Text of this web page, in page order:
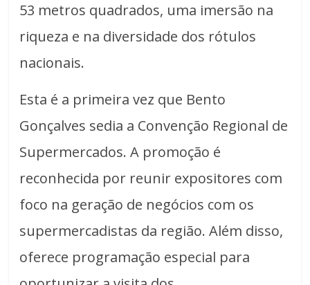
53 metros quadrados, uma imersão na
riqueza e na diversidade dos rótulos
nacionais.
Esta é a primeira vez que Bento
Gonçalves sedia a Convenção Regional de
Supermercados. A promoção é
reconhecida por reunir expositores com
foco na geração de negócios com os
supermercadistas da região. Além disso,
oferece programação especial para